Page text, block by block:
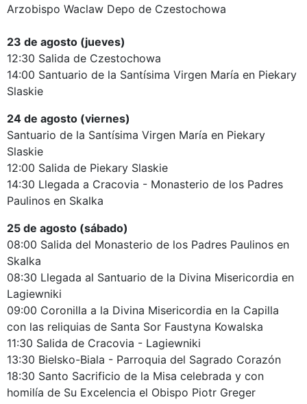
Arzobispo Waclaw Depo de Czestochowa
23 de agosto (jueves)
12:30 Salida de Czestochowa
14:00 Santuario de la Santísima Virgen María en Piekary
Slaskie
24 de agosto (viernes)
Santuario de la Santísima Virgen María en Piekary
Slaskie
12:00 Salida de Piekary Slaskie
14:30 Llegada a Cracovia - Monasterio de los Padres
Paulinos en Skalka
25 de agosto (sábado)
08:00 Salida del Monasterio de los Padres Paulinos en
Skalka
08:30 Llegada al Santuario de la Divina Misericordia en
Lagiewniki
09:00 Coronilla a la Divina Misericordia en la Capilla
con las reliquias de Santa Sor Faustyna Kowalska
11:30 Salida de Cracovia - Lagiewniki
13:30 Bielsko-Biala - Parroquia del Sagrado Corazón
18:30 Santo Sacrificio de la Misa celebrada y con
homilía de Su Excelencia el Obispo Piotr Greger